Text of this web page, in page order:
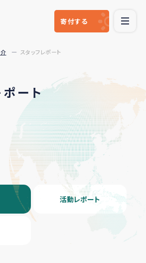
寄付する
スタッフレポート
ポート
活動レポート